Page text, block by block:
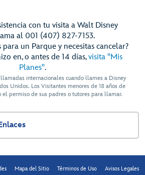
con tu visita a Walt Disney
al 001 (407) 827-7153.
para un Parque y necesitas cancelar?
en, o antes de 14 días,visita "Mis
Planes".
internacionales cuando llames a Disney
Unidos. Los Visitantes menores de 18 años de
el permiso de sus padres o tutores para llamar.
Mapa del Sitio Términos de Uso Avisos Legales